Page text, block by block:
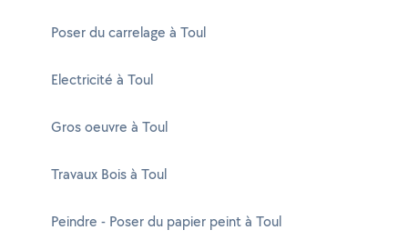
Poser du carrelage à Toul
Electricité à Toul
Gros oeuvre à Toul
Travaux Bois à Toul
Peindre - Poser du papier peint à Toul